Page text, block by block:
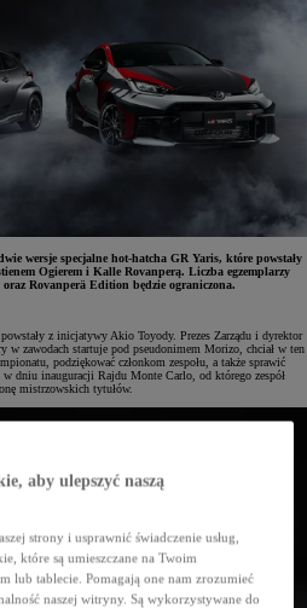
wersje specjalne hot-hatcha GR Yaris, które powstały
Ogierem i Kalle Rovanperą. Liczba egzemplarzy
Rovanperä Edition będzie ograniczona.
z inicjatywy Akio Toyody. Prezes Zarządu i dyrektor
w zawodach startuje pod pseudonimem Morizo, chciał w ten
podziękować członkom zespołu, a także sprawić
w dniu inauguracji Rajdu Monte Carlo, od którego zespół
mistrzowskich tytułów.
aby ulepszyć naszą
strony i usprawnić świadczenie usług,
które są umieszczane na Twoim
lub tablecie. Pomagają one nam zrozumieć
naszej witryny. Są wykorzystywane do